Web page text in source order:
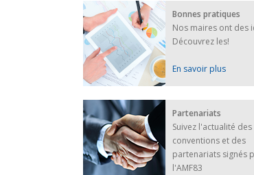
FEUILLETER
Bonnes pratiques
Nos maires ont des
Découvrez les!
En savoir plus
Partenariats
Suivez l'actualité des
conventions et des
partenariats signés
l'AMF83